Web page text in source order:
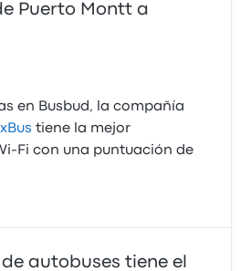
Puerto Montt a
en Busbud, la compañía
tiene la mejor
con una puntuación de
autobuses tiene el